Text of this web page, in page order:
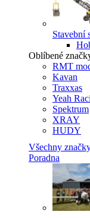
Stavební
Oblíbené
RMT
Kavan
Traxxas
Yeah
Spektrum
XRAY
HUDY
Všechny
Poradna